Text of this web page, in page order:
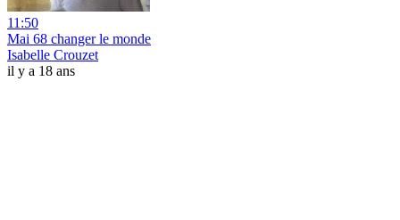
11:50
Mai 68 changer le monde
Isabelle Crouzet
il y a 18 ans